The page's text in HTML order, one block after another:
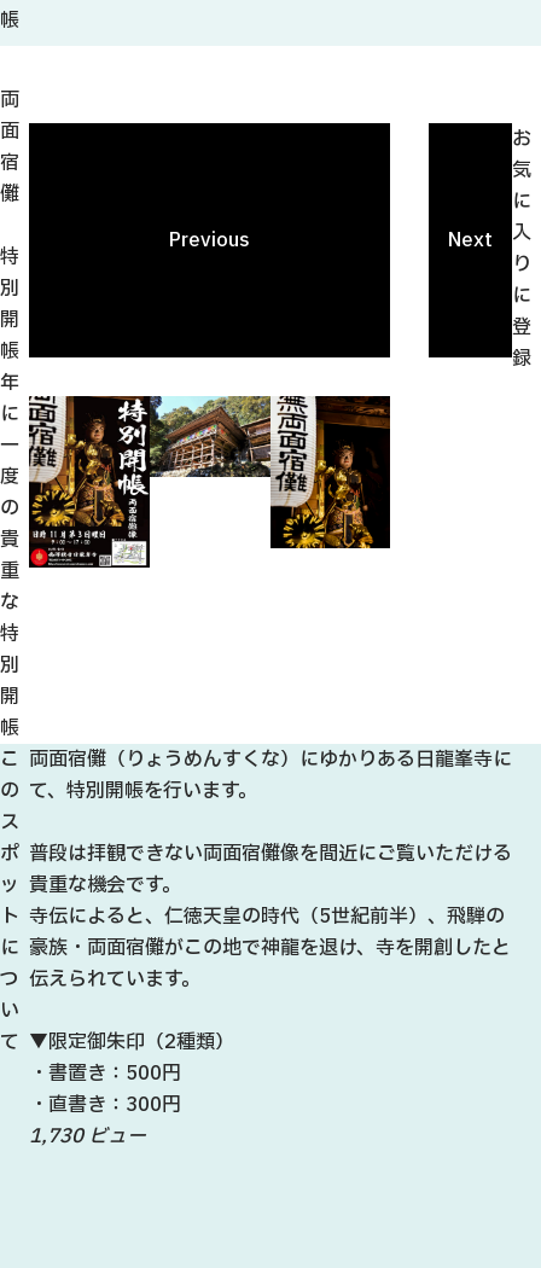
帳
両
面
宿
儺
特
別
開
帳
年
に
一
度
の
貴
重
な
特
別
開
帳
Previous Next
お
気
に
入
り
に
登
録
こ
の
ス
ポ
ッ
ト
に
つ
い
て
両面宿儺（りょうめんすくな）にゆかりある日龍峯寺に
て、特別開帳を行います。
普段は拝観できない両面宿儺像を間近にご覧いただける
貴重な機会です。
寺伝によると、仁徳天皇の時代（5世紀前半）、飛騨の
豪族・両面宿儺がこの地で神龍を退け、寺を開創したと
伝えられています。
▼限定御朱印（2種類）
・書置き：500円
・直書き：300円
1,730 ビュー